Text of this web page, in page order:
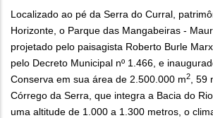
Localizado ao pé da Serra do Curral,
Horizonte, o Parque das Mangabeiras -
projetado pelo paisagista Roberto Burle
pelo Decreto Municipal nº 1.466, e
Conserva em sua área de 2.500.000 m2
,
Córrego da Serra, que integra a Bacia do
uma altitude de 1.000 a 1.300 metros, o